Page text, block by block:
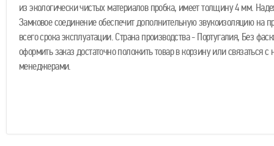
из экологически чистых материалов пробка, имеет толщину 4 мм.
Замковое соединение обеспечит дополнительную звукоизоляцию на
всего срока эксплуатации. Страна производства - Португалия, Без
оформить заказ достаточно положить товар в корзину или связаться
менеджерами.